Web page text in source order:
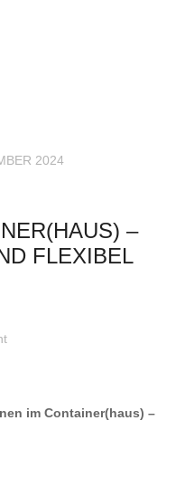
2024
–
FLEXIBEL
im Container(haus) –